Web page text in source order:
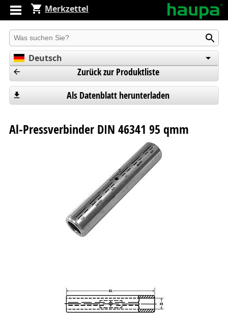
Merkzettel
Produkt suchen
Deutsch
Español
Zurück zur Produktliste
Als Datenblatt herunterladen
Al-Pressverbinder DIN 46341 95 qmm